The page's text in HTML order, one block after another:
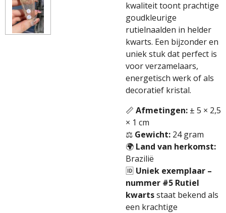
kwaliteit toont prachtige
goudkleurige
rutielnaalden in helder
kwarts. Een bijzonder en
uniek stuk dat perfect is
voor verzamelaars,
energetisch werk of als
decoratief kristal.
📏 Afmetingen: ± 5 × 2,5
× 1 cm
⚖️ Gewicht: 24 gram
🌍 Land van herkomst:
Brazilië
🆔 Uniek exemplaar –
nummer #5 Rutiel
kwartsstaat bekend als
een krachtige